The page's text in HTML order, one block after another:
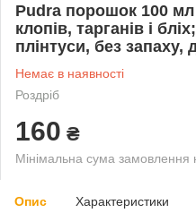
Pudra порошок 100
клопів, тарганів і
плінтуси, без
Немає в наявності
Роздріб
160 ₴
Мінімальна сума замовлення
Опис Характеристики